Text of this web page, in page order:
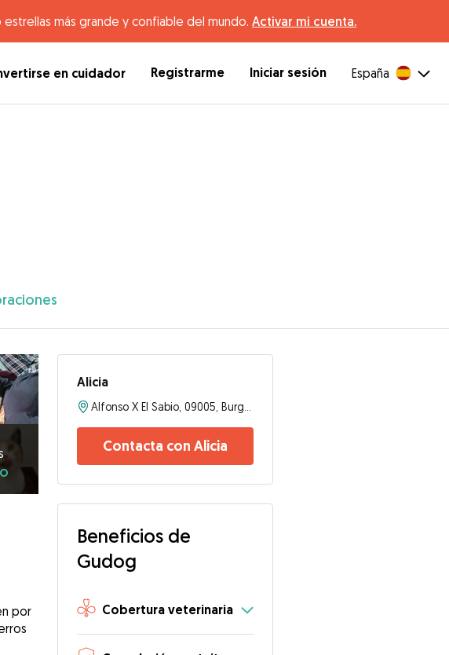
más grande y confiable del mundo. Activar mi cuenta.
en cuidador Registrarme Iniciar sesión España
por
Alicia
Contacta con Alicia
Beneficios de
Gudog
Cobertura veterinaria